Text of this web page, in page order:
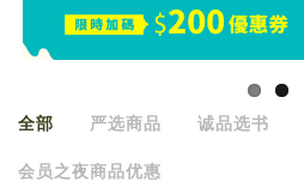
全部 严选商品 诚品选书
会员之夜商品优惠